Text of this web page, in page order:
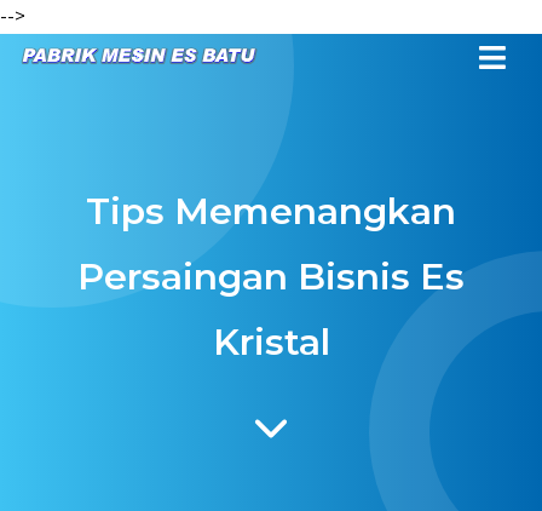
-->
Tips Memenangkan
Persaingan Bisnis Es
Kristal